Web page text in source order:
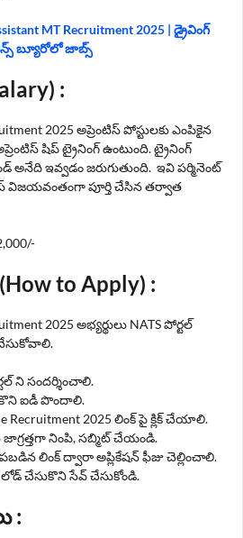
MT Recruitment 2025 | డ్రైవింగ్
బ్యూరోలో జాబ్స్
:
2025 అప్రెంటిస్ పోస్టులకు ఎంపికైన
షిప్ ట్రైనింగ్ ఉంటుంది. ట్రైనింగ్
అనేది ఇవ్వడం జరుగుతుంది. ఇవి పర్మినెంట్
విజయవంతంగా పూర్తి చేసిన తర్వాత
to Apply) :
2025 అభ్యర్థులు NATS పోర్టల్
ని సందర్శించాలి.
ఐడీ పొందాలి.
Recruitment 2025 లింక్ పై క్లిక్ చేయాలి.
నింపి, సబ్మిట్ చేయండి.
లింక్ ద్వారా అప్లికేషన్ ఫీజు చెల్లించాలి.
చేసుకొని సేవ్ చేసుకోండి.
: